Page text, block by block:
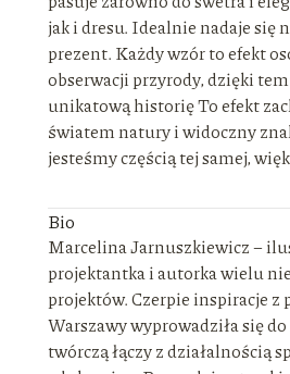
jak i dresu. Idealnie nadaje się
prezent. Każdy wzór to efekt
obserwacji przyrody, dzięki
unikatową historię To efekt
światem natury i widoczny
jesteśmy częścią tej samej,
Bio
Marcelina Jarnuszkiewicz –
projektantka i autorka wielu
projektów. Czerpie inspiracje z
Warszawy wyprowadziła się
twórczą łączy z działalnością